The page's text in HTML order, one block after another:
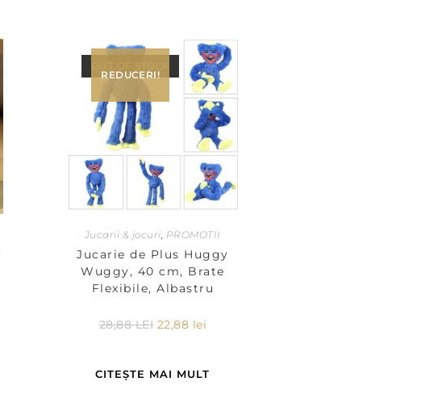
REDUCERI!
Jucarii & jocuri PROMOTII
Jucarie de Plus Huggy
Wuggy, 40 cm, Brate
Flexibile, Albastru
28,88LEI 22,88 lei
CITEȘTE MAI MULT